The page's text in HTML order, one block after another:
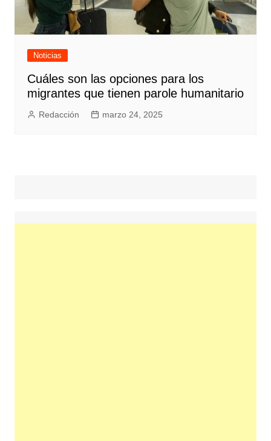
Noticias
Cuáles son las opciones para los
migrantes que tienen parole humanitario
Redacción marzo 24, 2025